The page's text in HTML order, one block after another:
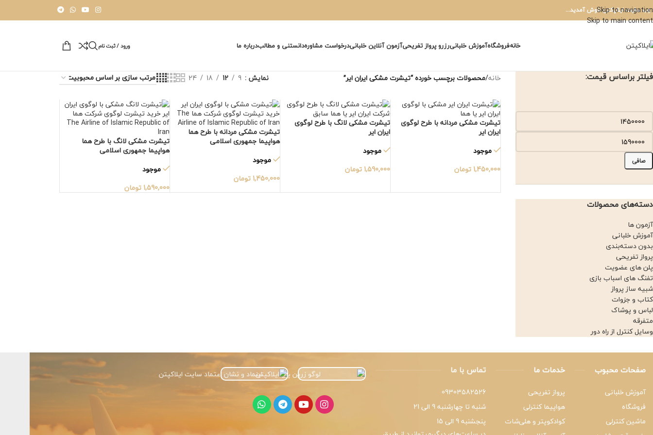
Skip to navigation
Skip to main content
وب سایت ایلاپکتن خوش آمدید...
خانهفروشگاهآموزش خلبانیرزرو پرواز تفریحیآزمون آنلاین خلبانیدرخواست مشاورهدانستنی و مطالبدرباره ما ورود / ثبت نام
فیلتر براساس قیمت:
صافی
دسته‌های محصولات
آزمون ها
آموزش خلبانی
بدون دسته‌بندی
پرواز تفریحی
پلن های عضویت
تفنگ های اسباب بازی
شبیه ساز پرواز
کتاب و جزوات
لباس و پوشاک
متفرقه
وسایل کنترل از راه دور
خانه/محصولات برچسب خورده “تیشرت مشکی ایران ایر” نمایش 9
12
18
24
تیشرت مشکی مردانه با طرح لوگوی
ایران ایر
موجود
1,450,000 تومان
تیشرت مشکی لانگ با طرح لوگوی
ایران ایر
موجود
1,590,000 تومان
تیشرت مشکی مردانه با طرح هما
هواپیما جمهوری اسلامی
موجود
1,450,000 تومان
تیشرت مشکی لانگ با طرح هما
هواپیما جمهوری اسلامی
موجود
1,590,000 تومان
صفحات محبوب
آموزش خلبانی
فروشگاه
ماشین کنترلی
خدمات ما
پرواز تفریحی
هواپیما کنترلی
کوادکوپتر و هلی‌شات
تماس با ما
09303582526
شنبه تا چهارشنبه 9 الی 21
پنجشنبه 9 الی 15